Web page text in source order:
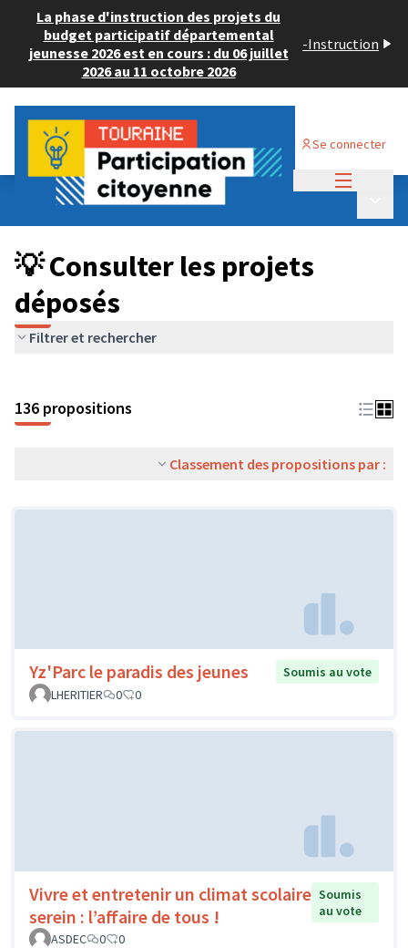
La phase d'instruction des projets du
budget participatif départemental
jeunesse 2026 est en cours : du 06 juillet
2026 au 11 octobre 2026
-Instruction
Se connecter
Budget Participatif JEUNESSE 2024
💡 Consulter les projets déposés
💡 Consulter les projets
déposés
Filtrer et rechercher
136 propositions
Classement des propositions par :
Yz'Parc le paradis des jeunes
Soumis au vote
LHERITIER
0 0
Vivre et entretenir un climat scolaire
serein : l’affaire de tous !
Soumis
au vote
ASDEC
0 0